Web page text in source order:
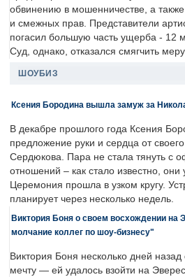
обвинению в мошенничестве, а
и смежных прав. Представители
погасил большую часть ущерба - 12
Суд, однако, отказался смягчить
ШОУБИЗ
Ксения Бородина вышла замуж за
В декабре прошлого года Ксения
предложение руки и сердца от
Сердюкова. Пара не стала тянуть с
отношений – как стало известно, они
Церемония прошла в узком кругу.
планирует через несколько недель.
Виктория Боня о своем восхождении на
молчание коллег по шоу-бизнесу"
Виктория Боня несколько дней
мечту — ей удалось взойти на